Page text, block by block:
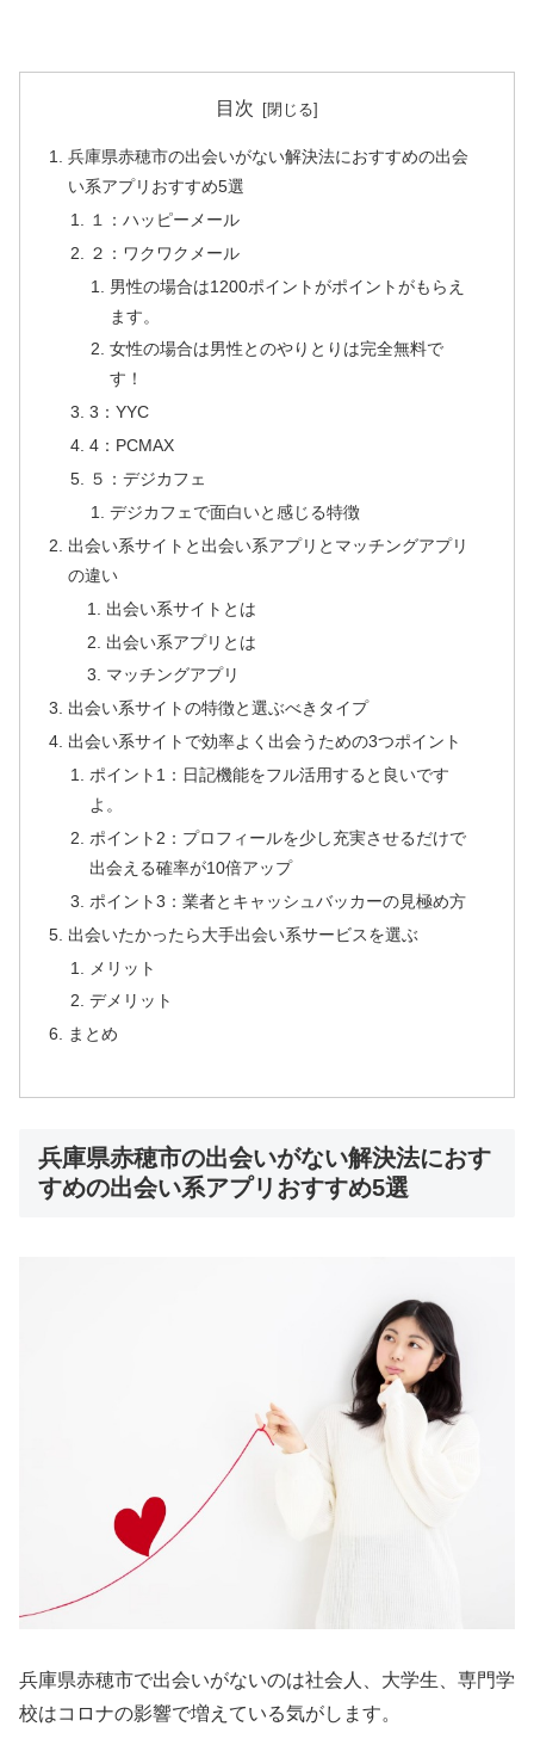
目次
兵庫県赤穂市の出会いがない解決法におすすめの出会
い系アプリおすすめ5選
１：ハッピーメール
２：ワクワクメール
男性の場合は1200ポイントがポイントがもらえ
ます。
女性の場合は男性とのやりとりは完全無料で
す！
3：YYC
4：PCMAX
５：デジカフェ
デジカフェで面白いと感じる特徴
出会い系サイトと出会い系アプリとマッチングアプリ
の違い
出会い系サイトとは
出会い系アプリとは
マッチングアプリ
出会い系サイトの特徴と選ぶべきタイプ
出会い系サイトで効率よく出会うための3つポイント
ポイント1：日記機能をフル活用すると良いです
よ。
ポイント2：プロフィールを少し充実させるだけで
出会える確率が10倍アップ
ポイント3：業者とキャッシュバッカーの見極め方
出会いたかったら大手出会い系サービスを選ぶ
メリット
デメリット
まとめ
兵庫県赤穂市の出会いがない解決法におす
すめの出会い系アプリおすすめ5選
兵庫県赤穂市で出会いがないのは社会人、大学生、専門学
校はコロナの影響で増えている気がします。